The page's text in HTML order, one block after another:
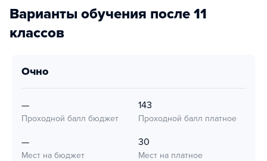
Варианты обучения после 11
классов
очно
—
Проходной балл бюджет
143
Проходной балл платное
—
Мест на бюджет
30
Мест на платное